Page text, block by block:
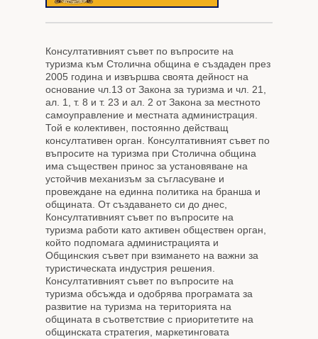
Консултативният съвет по въпросите на
туризма към Столична община е създаден през
2005 година и извършва своята дейност на
основание чл.13 от Закона за туризма и чл. 21,
ал. 1, т. 8 и т. 23 и ал. 2 от Закона за местното
самоуправление и местната администрация.
Той е колективен, постоянно действащ
консултативен орган. Консултативният съвет по
въпросите на туризма при Столична община
има съществен принос за установяване на
устойчив механизъм за съгласуване и
провеждане на единна политика на бранша и
общината. От създаването си до днес,
Консултативният съвет по въпросите на
туризма работи като активен обществен орган,
който подпомага администрацията и
Общинския съвет при взимането на важни за
туристическата индустрия решения.
Консултативният съвет по въпросите на
туризма обсъжда и одобрява програмата за
развитие на туризма на територията на
общината в съответствие с приоритетите на
общинската стратегия, маркетинговата